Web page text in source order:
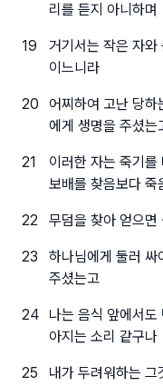
리를 듣지 아니하며
19
거기서는 작은 자와
이느니라
20
어찌하여 고난 당하
에게 생명을 주셨는
21
이러한 자는 죽기를
보배를 찾음보다 죽
22 무덤을 찾아 얻으면
23
하나님에게 둘러 싸
주셨는고
24
나는 음식 앞에서
아지는 소리 같구나
25 내가 두려워하는